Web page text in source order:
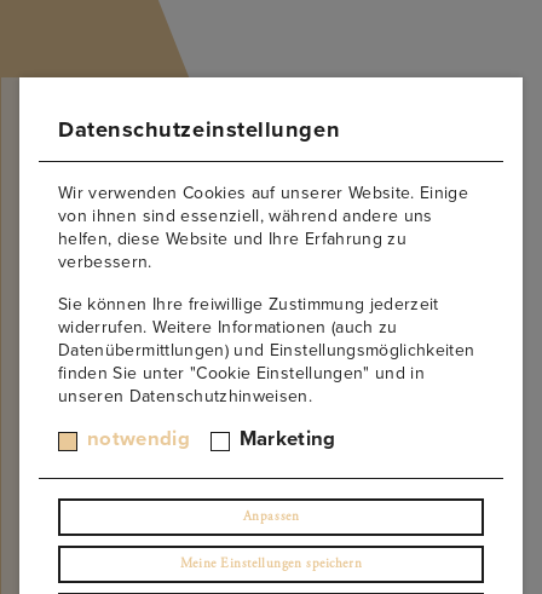
Nicht verpassen! Hinterlassen Sie uns Ihre E-
Mail-Adresse im untenstehenden Formular, um
benachrichtigt zu werden, wenn die Website
online ist. Wir versprechen, nicht zu spammen!
BENACHRICHTIGE MICH
Datenschutzeinstellungen
Wir verwenden Cookies auf unserer Website. Einige
von ihnen sind essenziell, während andere uns
helfen, diese Website und Ihre Erfahrung zu
verbessern.
Sie können Ihre freiwillige Zustimmung jederzeit
widerrufen. Weitere Informationen (auch zu
Datenübermittlungen) und Einstellungsmöglichkeiten
finden Sie unter "Cookie Einstellungen" und in
unseren Datenschutzhinweisen.
notwendig Marketing
Anpassen
Meine Einstellungen speichern